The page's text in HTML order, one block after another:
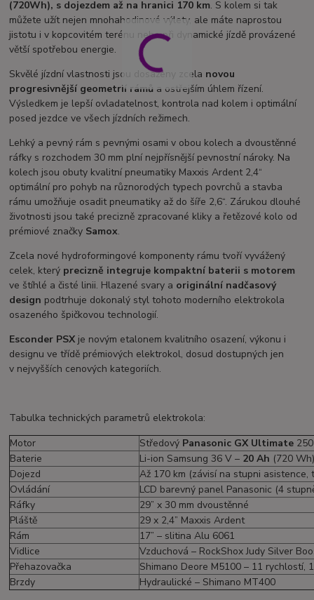
(720Wh), s dojezdem až na hranici 170 km. S kolem si tak
můžete užít nejen mnohahodinové výlety, ale máte naprostou
jistotu i v kopcovitém terénu nebo při dynamické jízdě provázené
větší spotřebou energie.
Skvělé jízdní vlastnosti jsou dosaženy zcela novou
progresivnější geometrií rámů a ostřejším úhlem řízení.
Výsledkem je lepší ovladatelnost, kontrola nad kolem i optimální
posed jezdce ve všech jízdních režimech.
Lehký a pevný rám s pevnými osami v obou kolech a dvoustěnné
ráfky s rozchodem 30 mm plní nejpřísnější pevnostní nároky. Na
kolech jsou obuty kvalitní pneumatiky Maxxis Ardent 2,4“
optimální pro pohyb na různorodých typech povrchů a stavba
rámu umožňuje osadit pneumatiky až do šíře 2,6“. Zárukou dlouhé
životnosti jsou také precizně zpracované kliky a řetězové kolo od
prémiové značky Samox.
Zcela nové hydroformingové komponenty rámu tvoří vyvážený
celek, který precizně integruje kompaktní baterii s motorem
ve štíhlé a čisté linii. Hlazené svary a originální nadčasový
design podtrhuje dokonalý styl tohoto moderního elektrokola
osazeného špičkovou technologií.
Esconder PSX je novým etalonem kvalitního osazení, výkonu i
designu ve třídě prémiových elektrokol, dosud dostupných jen
v nejvyšších cenových kategoriích.
Tabulka technických parametrů elektrokola:
Motor
Středový Panasonic GX Ultimate
Baterie
Li-ion Samsung 36 V – 20 Ah (720
Dojezd
Až 170 km (závisí na stupni
Ovládání
LCD barevný panel Panasonic (4
Ráfky
29” x 30 mm dvoustěnné
Pláště
29 x 2,4” Maxxis Ardent
Rám
17” – slitina Alu 6061
Vidlice
Vzduchová – RockShox Judy Silver
Přehazovačka
Shimano Deore M5100 – 11 rychlostí,
Brzdy
Hydraulické – Shimano MT400